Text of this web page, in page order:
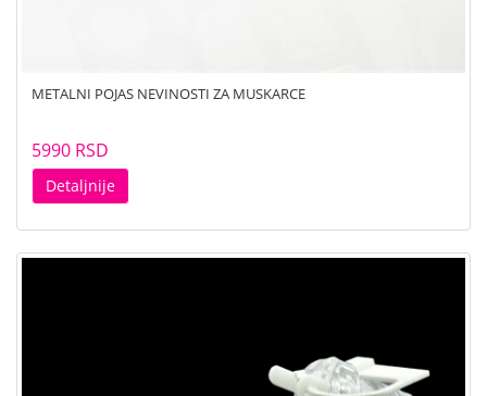
METALNI POJAS NEVINOSTI ZA MUSKARCE
5990 RSD
Detaljnije